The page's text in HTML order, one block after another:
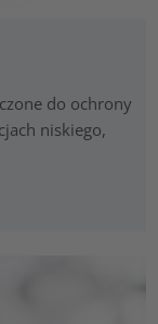
do ochrony
niskiego,